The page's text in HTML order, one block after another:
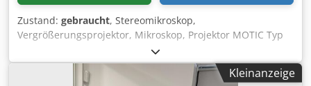
Zustand: gebraucht, Stereomikroskop,
Vergrößerungsprojektor, Mikroskop, Projektor MOTIC Typ
SL-41 Series Baujahr ca. 1995 Vergrößerungsobjektiv
W10X/20 Netzanschluss 230 Volt, 50Hz - Tisch-Stativ mit
Netzteil für Auflicht - verstellbarer ObjektivkopfKleinanzeige